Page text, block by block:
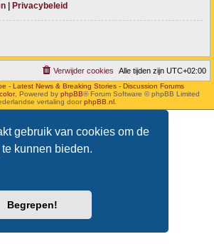
gebruik van cookies om de
kunnen bieden.
Begrepen!
Privacybeleid
Alle tijden zijn UTC+02:00
Verwijder cookies
- Latest News & Breaking Stories - Discussion Forums
, Powered by phpBB® Forum Software © phpBB Limited
vertaling doorphpBB.nl.